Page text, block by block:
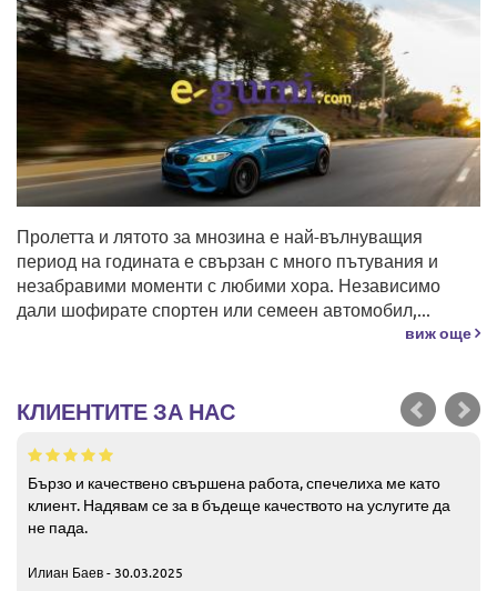
Пролетта и лятото за мнозина е най-вълнуващия
период на годината е свързан с много пътувания и
незабравими моменти с любими хора. Независимо
дали шофирате спортен или семеен автомобил,...
виж още
КЛИЕНТИТЕ ЗА НАС
Бързо и качествено свършена работа, спечелиха ме като
клиент. Надявам се за в бъдеще качеството на услугите да
не пада.
Илиан Баев - 30.03.2025